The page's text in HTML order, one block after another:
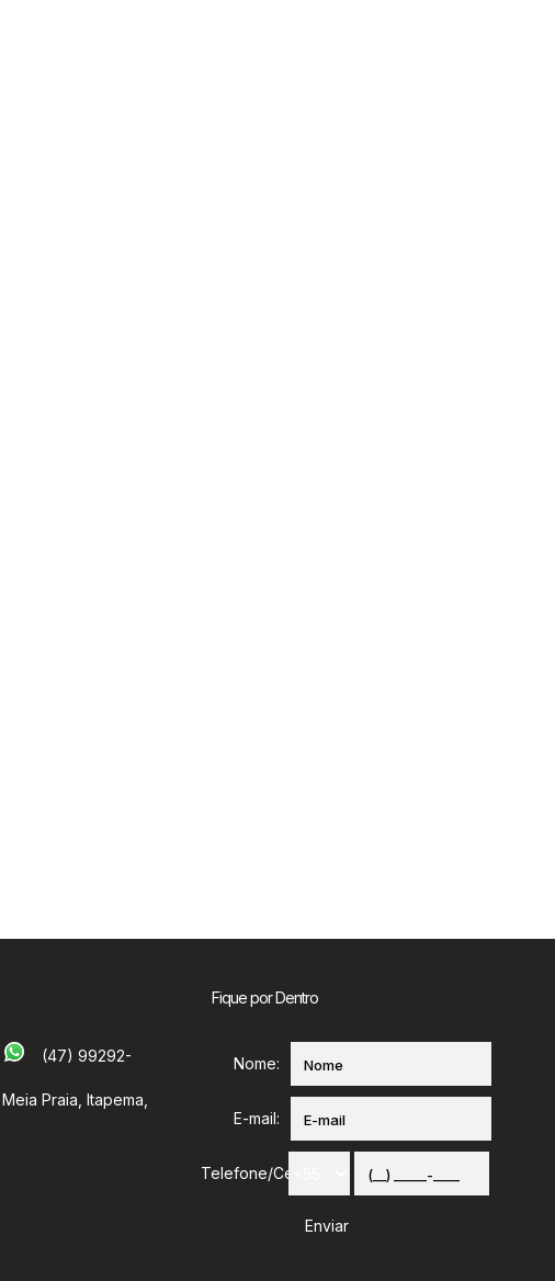
(47) 99292-
Meia Praia Itapema
Fique por Dentro
Nome:
E-mail:
Telefone/Celular: